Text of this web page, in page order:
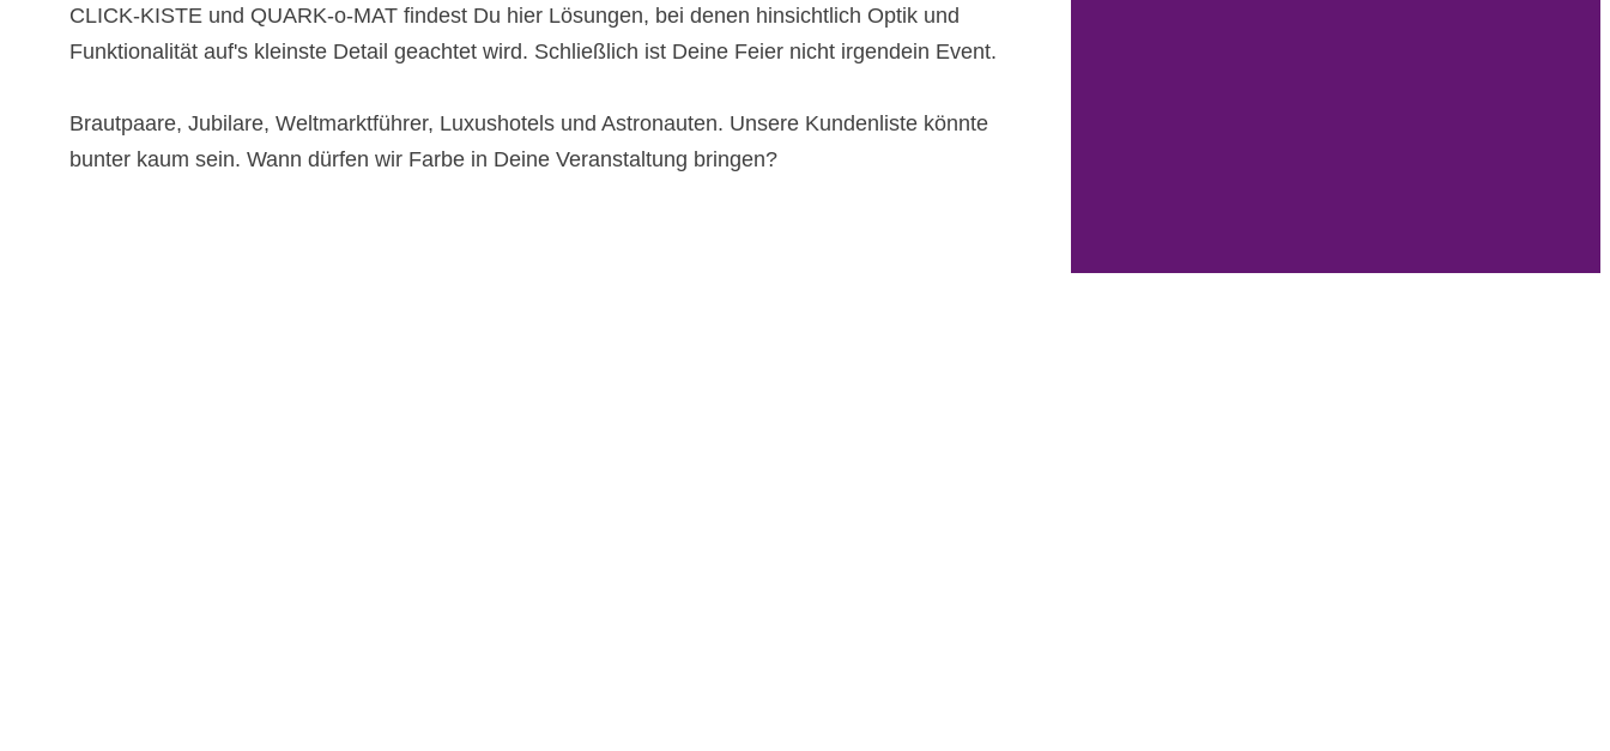
CLICK-KISTE und QUARK-o-MAT findest Du hier Lösungen, bei denen hinsichtlich Optik und
Funktionalität auf's kleinste Detail geachtet wird. Schließlich ist Deine Feier nicht irgendein Event.
Brautpaare, Jubilare, Weltmarktführer, Luxushotels und Astronauten. Unsere Kundenliste könnte
bunter kaum sein. Wann dürfen wir Farbe in Deine Veranstaltung bringen?